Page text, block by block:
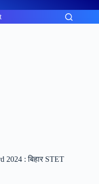
2024 : बिहार STET